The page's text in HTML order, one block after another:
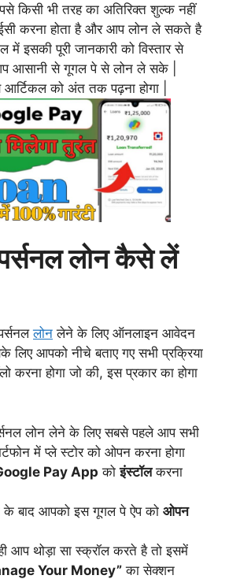
किसी भी तरह का अतिरिक्त शुल्क नहीं
करना होता है और आप लोन ले सकते है
इसकी पूरी जानकारी को विस्तार से
आसानी से गूगल पे से लोन ले सके |
को अंत तक पढ़ना होगा |
लोन कैसे लें
लोन लेने के लिए ऑनलाइन आवेदन
लिए आपको नीचे बताए गए सभी प्रक्रिया
करना होगा जो की, इस प्रकार का होगा
लोन लेने के लिए सबसे पहले आप सभी
में प्ले स्टोर को ओपन करना होगा
Pay App कोइंस्टॉलकरना
के बाद आपको इस गूगल पे ऐप को ओपन
आप थोड़ा सा स्क्रॉल करते है तो इसमें
Your Money”का सेक्शन